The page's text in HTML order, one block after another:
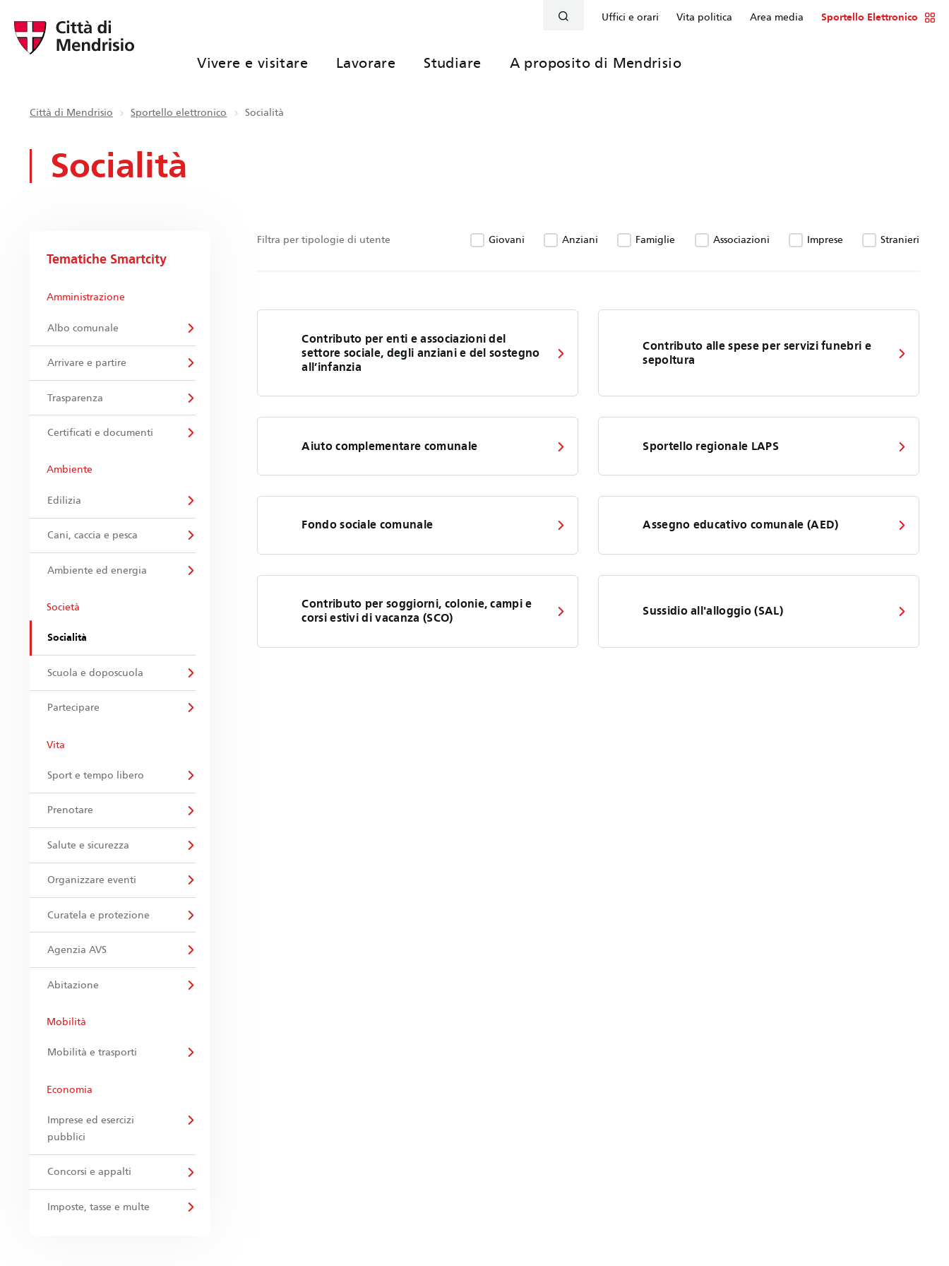
Uffici e orari Vita politica Area media Sportello Elettronico
Vivere e visitare Lavorare Studiare A proposito di Mendrisio
Città di Mendrisio Sportello elettronico Socialità
Socialità
Filtra per tipologie di utente Giovani Anziani Famiglie Associazioni Imprese Stranieri
Contributo per enti e associazioni del
settore sociale, degli anziani e del sostegno
all’infanzia
Contributo alle spese per servizi funebri e
sepoltura
Aiuto complementare comunale Sportello regionale LAPS
Fondo sociale comunale Assegno educativo comunale (AED)
Contributo per soggiorni, colonie, campi e
corsi estivi di vacanza (SCO)
Sussidio all'alloggio (SAL)
Tematiche Smartcity
Amministrazione
Albo comunale
Arrivare e partire
Trasparenza
Certificati e documenti
Ambiente
Edilizia
Cani, caccia e pesca
Ambiente ed energia
Società
Socialità
Scuola e doposcuola
Partecipare
Vita
Sport e tempo libero
Prenotare
Salute e sicurezza
Organizzare eventi
Curatela e protezione
Agenzia AVS
Abitazione
Mobilità
Mobilità e trasporti
Economia
Imprese ed esercizi
pubblici
Concorsi e appalti
Imposte, tasse e multe